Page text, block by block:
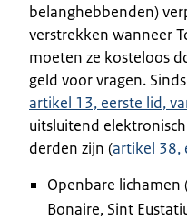
belanghebbenden)
verstrekken wanneer
moeten ze kosteloos
geld voor vragen.
artikel 13, eerste lid,
uitsluitend
derden zijn (artikel 38,
Openbare
Bonaire, Sint